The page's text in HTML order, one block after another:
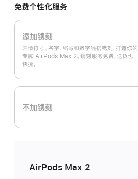
免费个性化服务
添加镌刻
表情符号、名字、缩写和数字混搭镌刻，打造你的
专属 AirPods Max 2。镌刻服务免费，送货也
快捷。
不加镌刻
AirPods Max 2